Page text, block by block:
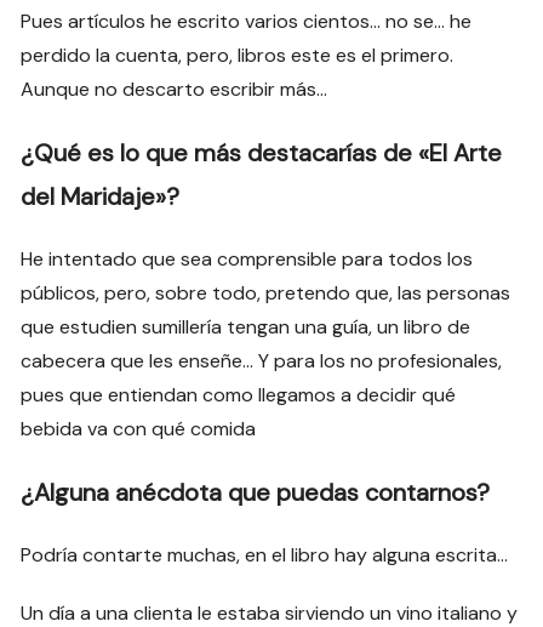
Pues artículos he escrito varios cientos… no se… he
perdido la cuenta, pero, libros este es el primero.
Aunque no descarto escribir más…
¿Qué es lo que más destacarías de «El Arte
del Maridaje»?
He intentado que sea comprensible para todos los
públicos, pero, sobre todo, pretendo que, las personas
que estudien sumillería tengan una guía, un libro de
cabecera que les enseñe… Y para los no profesionales,
pues que entiendan como llegamos a decidir qué
bebida va con qué comida
¿Alguna anécdota que puedas contarnos?
Podría contarte muchas, en el libro hay alguna escrita…
Un día a una clienta le estaba sirviendo un vino italiano y